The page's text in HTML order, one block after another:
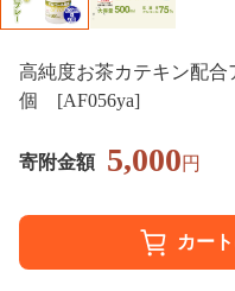
高純度お茶カテキン配合
個 [AF056ya]
寄附金額 5,000円